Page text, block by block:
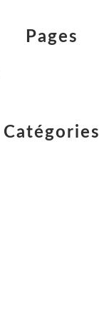
Catégories
Pages